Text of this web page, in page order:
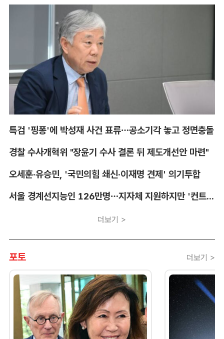
특검 '핑퐁'에 박성재 사건 표류…공소기각 놓고 정면충돌
경찰 수사개혁위 "장윤기 수사 결론 뒤 제도개선안 마련"
오세훈·유승민, '국민의힘 쇄신·이재명 견제' 의기투합
서울 경계선지능인 126만명…지자체 지원하지만 '컨트롤타워' 부재
더보기 >
포토 더보기 >